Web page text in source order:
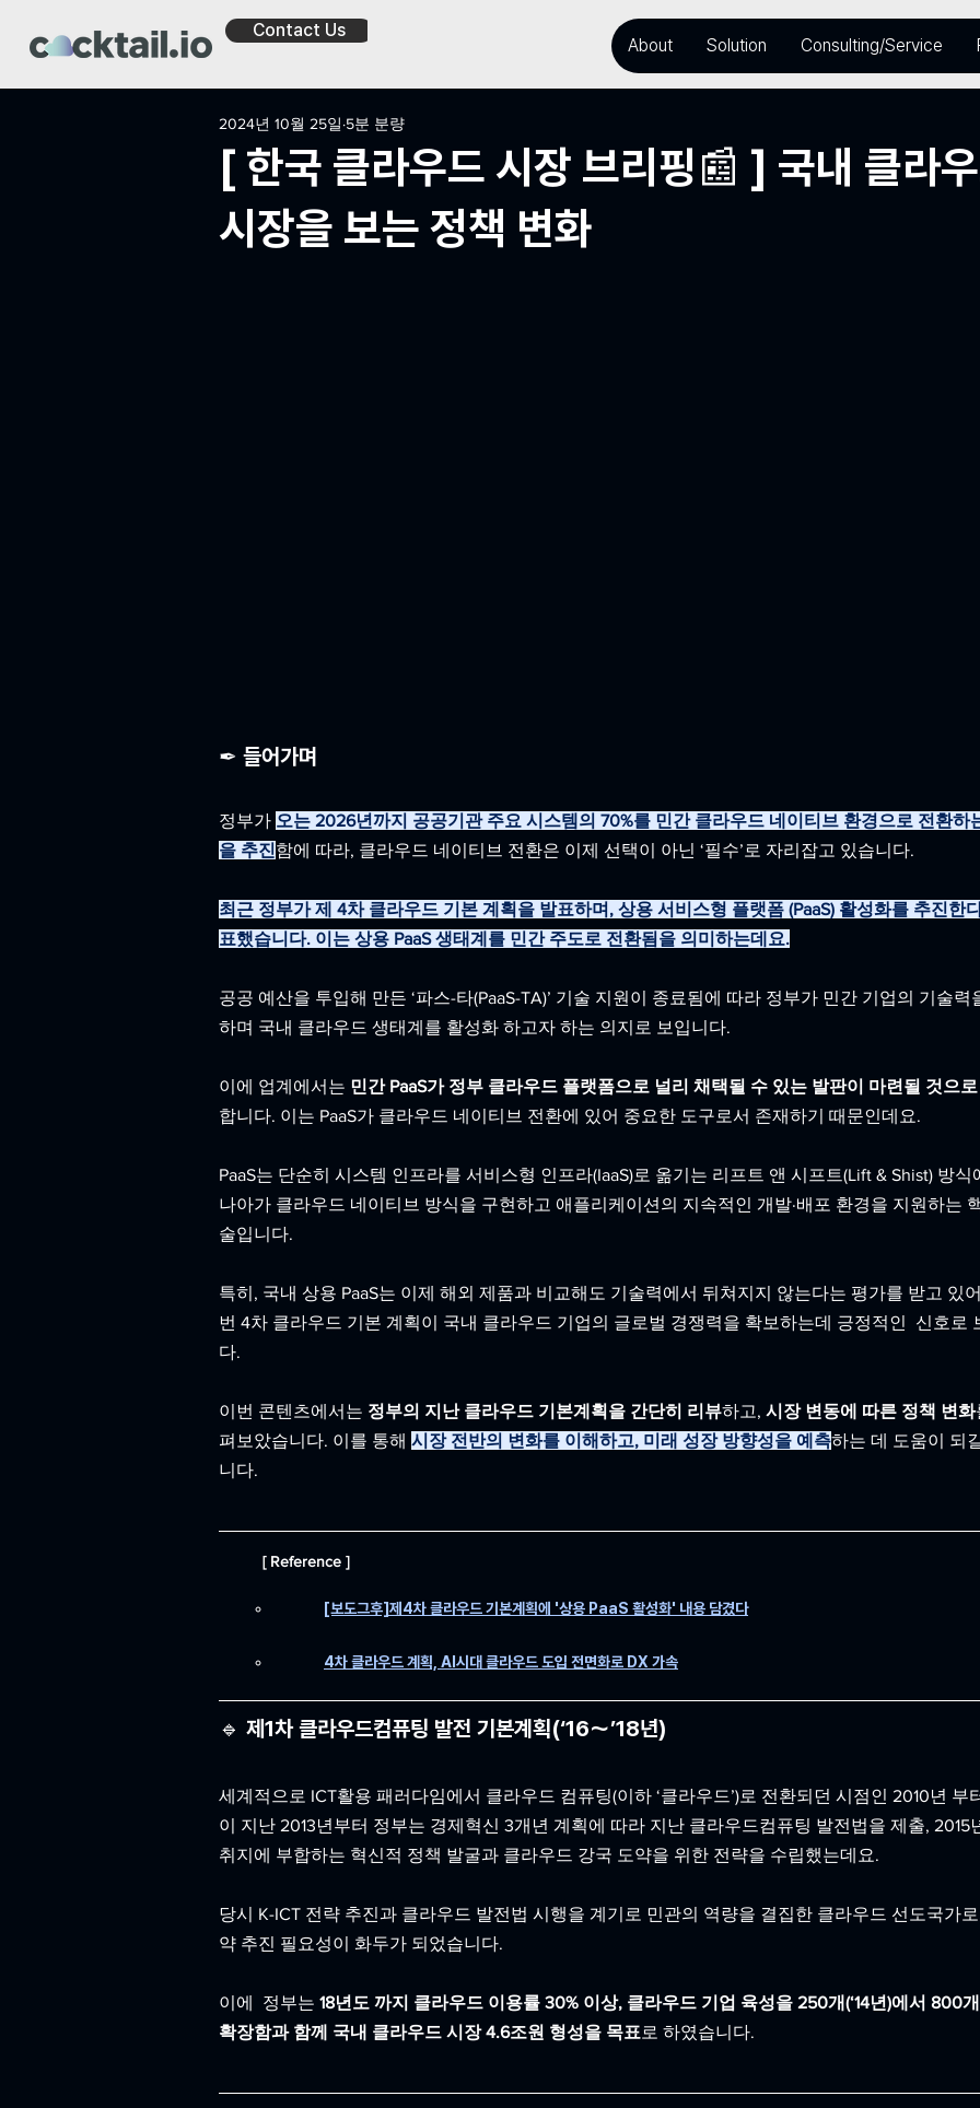
Contact Us
About Solution Consulting/Service
[ 한국 클라우드 시장 브리핑📰 ] 국내 클라
시장을 보는 정책 변화
2024년 10월 25일 5분 분량
✒ 들어가며
정부가 오는 2026년까지 공공기관 주요 시스템의 70%를 민간 클라우드 네이티브 환경으로 전환하
을 추진함에 따라, 클라우드 네이티브 전환은 이제 선택이 아닌 ‘필수’로 자리잡고 있습니다.
최근 정부가 제 4차 클라우드 기본 계획을 발표하며, 상용 서비스형 플랫폼 (PaaS) 활성화를 추진한
표했습니다. 이는 상용 PaaS 생태계를 민간 주도로 전환됨을 의미하는데요.
공공 예산을 투입해 만든 ‘파스-타(PaaS-TA)’ 기술 지원이 종료됨에 따라 정부가 민간 기업의 기술력
하며 국내 클라우드 생태계를 활성화 하고자 하는 의지로 보입니다.
이에 업계에서는 민간 PaaS가 정부 클라우드 플랫폼으로 널리 채택될 수 있는 발판이 마련될 것으로
합니다. 이는 PaaS가 클라우드 네이티브 전환에 있어 중요한 도구로서 존재하기 때문인데요.
PaaS는 단순히 시스템 인프라를 서비스형 인프라(IaaS)로 옮기는 리프트 앤 시프트(Lift & Shist) 방식
나아가 클라우드 네이티브 방식을 구현하고 애플리케이션의 지속적인 개발·배포 환경을 지원하는
술입니다.
특히, 국내 상용 PaaS는 이제 해외 제품과 비교해도 기술력에서 뒤쳐지지 않는다는 평가를 받고 있어
번 4차 클라우드 기본 계획이 국내 클라우드 기업의 글로벌 경쟁력을 확보하는데 긍정적인  신호로
다.
이번 콘텐츠에서는 정부의 지난 클라우드 기본계획을 간단히 리뷰하고, 시장 변동에 따른 정책 변화
펴보았습니다. 이를 통해 시장 전반의 변화를 이해하고, 미래 성장 방향성을 예측하는 데 도움이 되
니다.
[ Reference ]
[보도그후]제4차 클라우드 기본계획에 '상용 PaaS 활성화' 내용 담겼다
4차 클라우드 계획, AI시대 클라우드 도입 전면화로 DX 가속
🔹 제1차 클라우드컴퓨팅 발전 기본계획(‘16～’18년)
세계적으로 ICT활용 패러다임에서 클라우드 컴퓨팅(이하 ‘클라우드’)로 전환되던 시점인 2010년 부
이 지난 2013년부터 정부는 경제혁신 3개년 계획에 따라 지난 클라우드컴퓨팅 발전법을 제출, 2015
취지에 부합하는 혁신적 정책 발굴과 클라우드 강국 도약을 위한 전략을 수립했는데요.
당시 K-ICT 전략 추진과 클라우드 발전법 시행을 계기로 민관의 역량을 결집한 클라우드 선도국가
약 추진 필요성이 화두가 되었습니다.
이에  정부는 18년도 까지 클라우드 이용률 30% 이상, 클라우드 기업 육성을 250개(‘14년)에서 800개
확장함과 함께 국내 클라우드 시장 4.6조원 형성을 목표로 하였습니다.